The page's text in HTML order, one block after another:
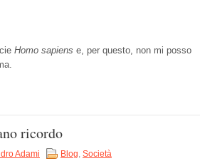
Homo sapiens e, per questo, non mi posso
ricordo
Adami Blog, Società